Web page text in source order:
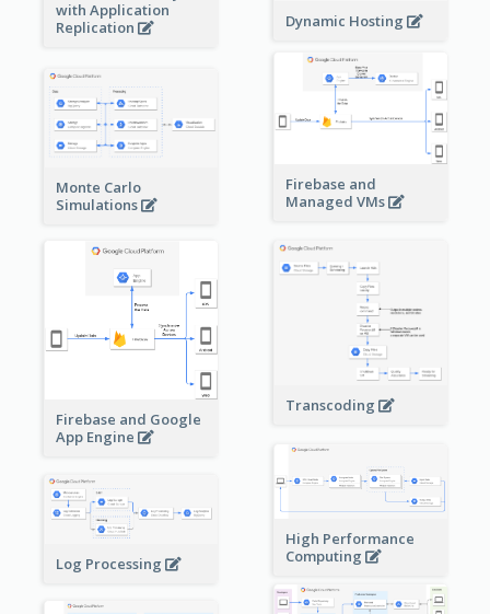
with Application
Replication
Dynamic Hosting
Firebase and
Managed VMs
Monte Carlo
Simulations
Firebase and Google
App Engine
Transcoding
High Performance
Computing
Log Processing